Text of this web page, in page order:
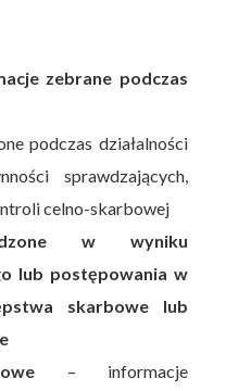
zebrane podczas
podczas działalności
sprawdzających,
celno-skarbowej
w wyniku
lub postępowania w
skarbowe lub
– informacje